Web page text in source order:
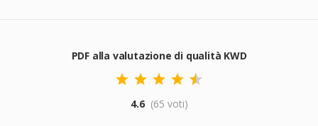
PDF alla valutazione di qualità KWD
4.6 (65 voti)